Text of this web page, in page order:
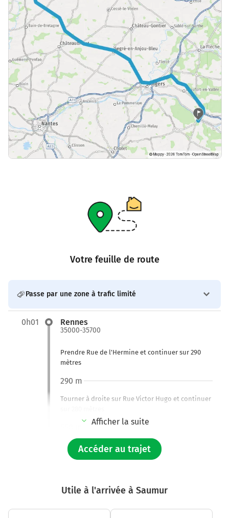
Votre feuille de route
Passe par une zone à trafic limité
0h01 Rennes
35000-35700
Prendre Rue de l'Hermine et continuer sur 290
mètres
Tourner à droite sur Rue Victor Hugo et continuer
290 m
Continuer Rue Martenot sur 180 mètres
sur 120 mètres
850 m
Afficher la suite
Accéder au trajet
Utile à l'arrivée à Saumur